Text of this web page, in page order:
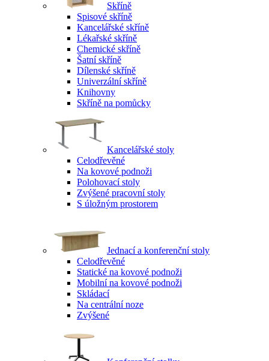
Skříně
Spisové skříně
Kancelářské skříně
Lékařské skříně
Chemické skříně
Šatní skříně
Dílenské skříně
Univerzální skříně
Knihovny
Skříně na pomůcky
Kancelářské stoly
Celodřevěné
Na kovové podnoži
Polohovací stoly
Zvýšené pracovní stoly
S úložným prostorem
Jednací a konferenční stoly
Celodřevěné
Statické na kovové podnoži
Mobilní na kovové podnoži
Skládací
Na centrální noze
Zvýšené